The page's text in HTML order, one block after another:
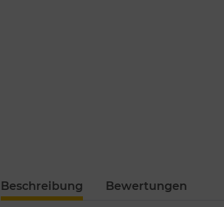
Beschreibung Bewertungen